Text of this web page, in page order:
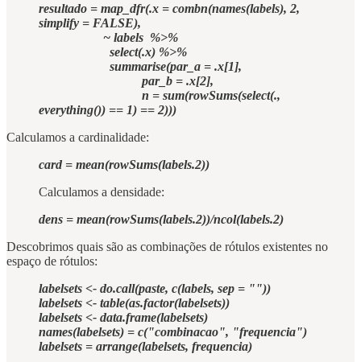
resultado = map_dfr(.x = combn(names(labels), 2,
simplify = FALSE),
~ labels %>%
select(.x) %>%
summarise(par_a = .x[1],
par_b = .x[2],
n = sum(rowSums(select(.,
everything()) == 1) == 2)))
Calculamos a cardinalidade:
card = mean(rowSums(labels.2))
Calculamos a densidade:
dens = mean(rowSums(labels.2))/ncol(labels.2)
Descobrimos quais são as combinações de rótulos existentes no
espaço de rótulos:
labelsets <- do.call(paste, c(labels, sep = ""))
labelsets <- table(as.factor(labelsets))
labelsets <- data.frame(labelsets)
names(labelsets) = c("combinacao", "frequencia")
labelsets = arrange(labelsets, frequencia)